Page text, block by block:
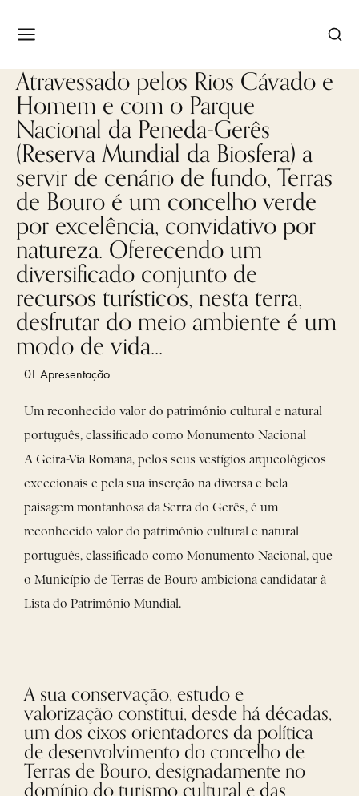
Atravessado pelos Rios Cávado e
Homem e com o Parque
Nacional da Peneda-Gerês
(Reserva Mundial da Biosfera) a
servir de cenário de fundo, Terras
de Bouro é um concelho verde
por excelência, convidativo por
natureza. Oferecendo um
diversificado conjunto de
recursos turísticos, nesta terra,
desfrutar do meio ambiente é um
modo de vida...
01 Apresentação
Um reconhecido valor do património cultural e natural
português, classificado como Monumento Nacional
A Geira-Via Romana, pelos seus vestígios arqueológicos
excecionais e pela sua inserção na diversa e bela
paisagem montanhosa da Serra do Gerês, é um
reconhecido valor do património cultural e natural
português, classificado como Monumento Nacional, que
o Município de Terras de Bouro ambiciona candidatar à
Lista do Património Mundial.
A sua conservação, estudo e
valorização constitui, desde há décadas,
um dos eixos orientadores da política
de desenvolvimento do concelho de
Terras de Bouro, designadamente no
domínio do turismo cultural e das